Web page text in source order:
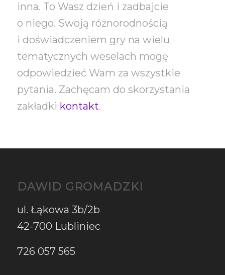
inna. To Wasz dzień i zadbajcie
o niego. Swoją różnorodnością
i doświadczeniem gry na wielu
tematycznych weselach mogę
odpowiedzieć Wam za wszystkie
pytania. Zachęcam do skorzystania
zakładki kontakt.
DAWID GROMADZKI
ul. Łąkowa 3b/2b
42-700 Lubliniec
726 057 565